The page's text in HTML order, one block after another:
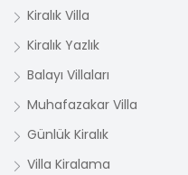
Kiralık Villa
Kiralık Yazlık
Balayı Villaları
Muhafazakar Villa
Günlük Kiralık
Villa Kiralama